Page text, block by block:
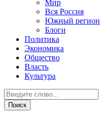
Мир
Вся Россия
Южный регион
Блоги
Политика
Экономика
Общество
Власть
Культура